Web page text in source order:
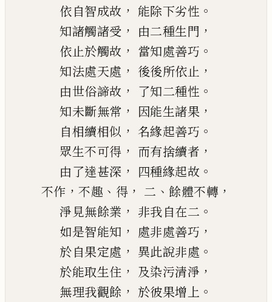
依自智成故 ， 能除下劣性 。
知諸觸諸受 ， 由二種生門 ，
依止於觸故 ， 當知處善巧 。
知法處天處 ， 後後所依止 ，
由世俗諦故 ， 了知二種性 。
知未斷無常 ， 因能生諸果 ，
自相續相似 ， 名緣起善巧 。
眾生不可得 ， 而有捨續者 ，
由了達甚深 ， 四種緣起故 。
不作 ， 不趣 、 得 ， 二 、 餘體不轉 ，
淨見無餘業 ， 非我自在二 。
如是智能知 ， 處非處善巧 ，
於自果定處 ， 異此說非處 。
於能取生住 ， 及染污清淨 ，
無理我觀餘 ， 於彼果增上 。